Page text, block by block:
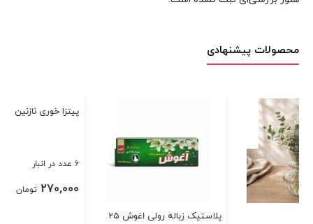
محصولات پیشنهادی
پلاستیک زباله رولی اغوش 25
6 عدد در انبار